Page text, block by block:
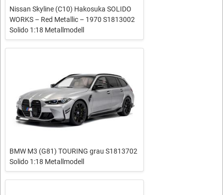
Nissan Skyline (C10) Hakosuka SOLIDO
WORKS – Red Metallic – 1970 S1813002
Solido 1:18 Metallmodell
BMW M3 (G81) TOURING grau S1813702
Solido 1:18 Metallmodell